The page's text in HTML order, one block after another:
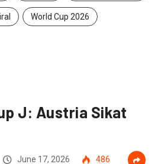
World Cup 2026
J: Austria Sikat
June 17, 2026 486